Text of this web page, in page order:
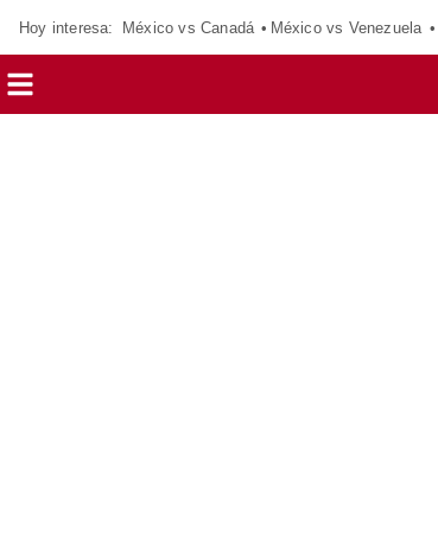
Hoy interesa: México vs Canadá México vs Venezuela